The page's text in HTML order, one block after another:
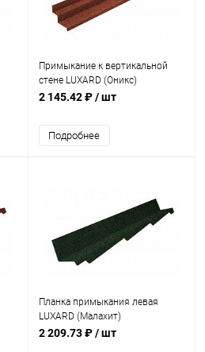
Примыкание к вертикальной
стене LUXARD (Оникс)
2 145.42 ₽/ шт
Подробнее
Планка примыкания левая
LUXARD (Малахит)
2 209.73 ₽/ шт